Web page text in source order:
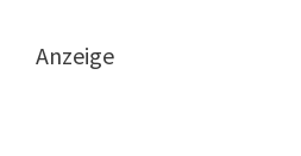
Anzeige